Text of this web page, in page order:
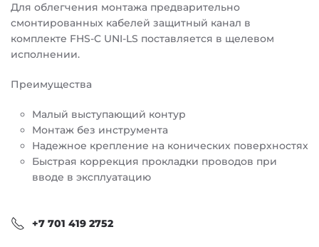
Для облегчения монтажа предварительно
смонтированных кабелей защитный канал в
комплекте FHS-C UNI-LS поставляется в щелевом
исполнении.
Преимущества
Малый выступающий контур
Монтаж без инструмента
Надежное крепление на конических поверхностях
Быстрая коррекция прокладки проводов при
вводе в эксплуатацию
+7 701 419 2752